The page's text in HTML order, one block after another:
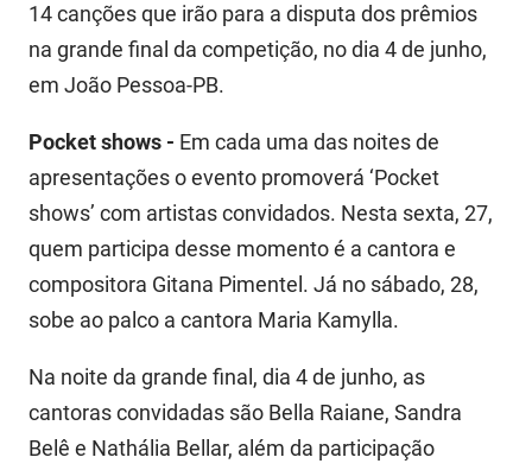
14 canções que irão para a disputa dos prêmios
na grande final da competição, no dia 4 de junho,
em João Pessoa-PB.
Pocket shows - Em cada uma das noites de
apresentações o evento promoverá ‘Pocket
shows’ com artistas convidados. Nesta sexta, 27,
quem participa desse momento é a cantora e
compositora Gitana Pimentel. Já no sábado, 28,
sobe ao palco a cantora Maria Kamylla.
Na noite da grande final, dia 4 de junho, as
cantoras convidadas são Bella Raiane, Sandra
Belê e Nathália Bellar, além da participação